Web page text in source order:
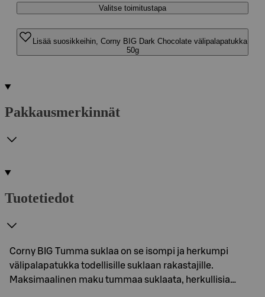
Valitse toimitustapa
Lisää suosikkeihin, Corny BIG Dark Chocolate välipalapatukka
50g
Pakkausmerkinnät
Tuotetiedot
Corny BIG Tumma suklaa on se isompi ja herkumpi
välipalapatukka todellisille suklaan rakastajille.
Maksimaalinen maku tummaa suklaata, herkullisia…